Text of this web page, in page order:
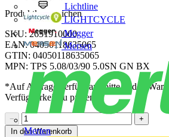
Lichtline
LIGHTCYCLE
Megger
Mersen
Merten
Produktkennzeichen
SKU: 2651910000
EAN: 04050118635065
GTIN: 04050118635065
MPN: TPS 5.08/03/90 5.0SN GN BX
*Auf Anfrage verfügbar - bitte in den
Verfügbarkeit zu prüfen
−
+
In den Warenkorb